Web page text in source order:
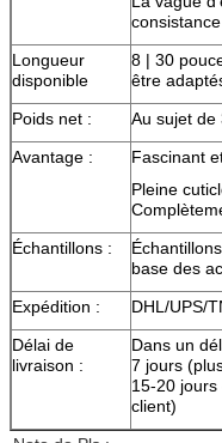
Longueur
disponible
8 | 30
être
Poids net :
Au sujet de
Avantage :
Fascinant
Pleine
Échantillons :
base des
Expédition :
DHL/UPS/
Délai de
livraison :
Dans un
7 jours
15-20
client)